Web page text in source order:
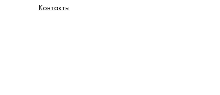
Контакты